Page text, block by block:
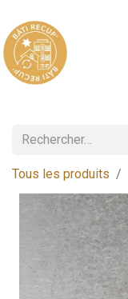
Tous les produits